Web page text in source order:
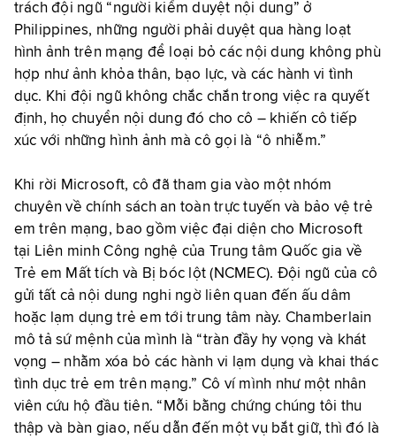
trách đội ngũ “người kiểm duyệt nội dung” ở
Philippines, những người phải duyệt qua hàng loạt
hình ảnh trên mạng để loại bỏ các nội dung không phù
hợp như ảnh khỏa thân, bạo lực, và các hành vi tình
dục. Khi đội ngũ không chắc chắn trong việc ra quyết
định, họ chuyển nội dung đó cho cô – khiến cô tiếp
xúc với những hình ảnh mà cô gọi là “ô nhiễm.”
Khi rời Microsoft, cô đã tham gia vào một nhóm
chuyên về chính sách an toàn trực tuyến và bảo vệ trẻ
em trên mạng, bao gồm việc đại diện cho Microsoft
tại Liên minh Công nghệ của Trung tâm Quốc gia về
Trẻ em Mất tích và Bị bóc lột (NCMEC). Đội ngũ của cô
gửi tất cả nội dung nghi ngờ liên quan đến ấu dâm
hoặc lạm dụng trẻ em tới trung tâm này. Chamberlain
mô tả sứ mệnh của mình là “tràn đầy hy vọng và khát
vọng – nhằm xóa bỏ các hành vi lạm dụng và khai thác
tình dục trẻ em trên mạng.” Cô ví mình như một nhân
viên cứu hộ đầu tiên. “Mỗi bằng chứng chúng tôi thu
thập và bàn giao, nếu dẫn đến một vụ bắt giữ, thì đó là